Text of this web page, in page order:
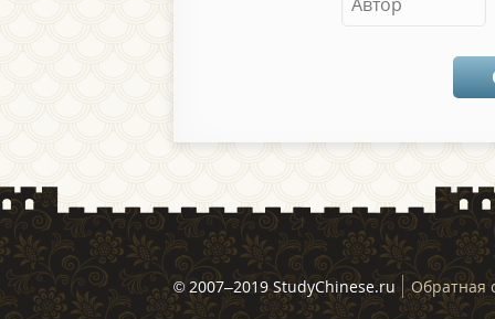
© 2007–2019 StudyChinese.ru Обратная